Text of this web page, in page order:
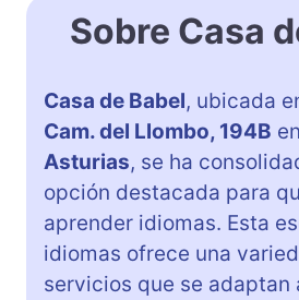
Sobre Casa
Casa de Babel, ubicada
Cam. del Llombo, 194B en
Asturias, se ha
opción destacada para
aprender idiomas. Esta
idiomas ofrece una
servicios que se adaptan